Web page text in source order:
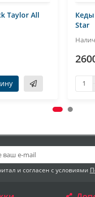
Taylor All
Кеды
Star
и согласен с условиями